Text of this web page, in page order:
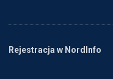
Rejestracja w NordInfo